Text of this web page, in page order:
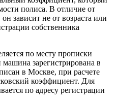
полиса. В отличие от
зависит не от возраста или
собственника
по месту прописки
зарегистрирована в
в Москве, при расчете
коэффициент. Для
по адресу регистрации